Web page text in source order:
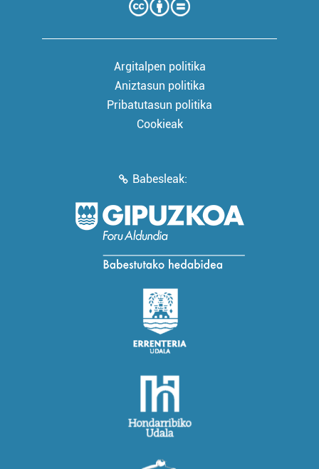
Argitalpen politika
Aniztasun politika
Pribatutasun politika
Cookieak
Babesleak: